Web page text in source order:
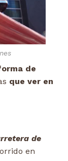
de
que ver en
de
en